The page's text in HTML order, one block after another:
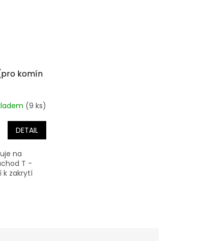
komín
(9 ks)
DETAIL
na
T -
k zakrytí